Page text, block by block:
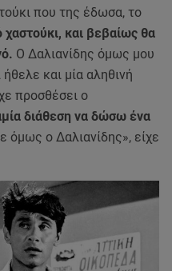
που της έδωσα, το
χαστούκι, και βεβαίως θα
Ο Δαλιανίδης όμως μου
ήθελε και μία αληθινή
προσθέσει ο
διάθεση να δώσω ένα
όμως ο Δαλιανίδης», είχε